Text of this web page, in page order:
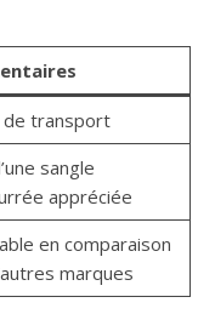
de transport
sangle
appréciée
en comparaison
marques